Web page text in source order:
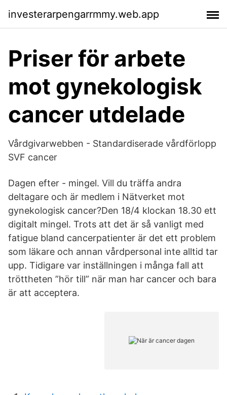
investerarpengarrmmy.web.app
Priser för arbete
mot gynekologisk
cancer utdelade
Vårdgivarwebben - Standardiserade vårdförlopp
SVF cancer
Dagen efter - mingel. Vill du träffa andra
deltagare och är medlem i Nätverket mot
gynekologisk cancer?Den 18/4 klockan 18.30 ett
digitalt mingel. Trots att det är så vanligt med
fatigue bland cancerpatienter är det ett problem
som läkare och annan vårdpersonal inte alltid tar
upp. Tidigare var inställningen i många fall att
tröttheten ”hör till” när man har cancer och bara
är att acceptera.